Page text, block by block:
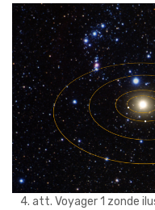
4. att. Voyager 1 zonde